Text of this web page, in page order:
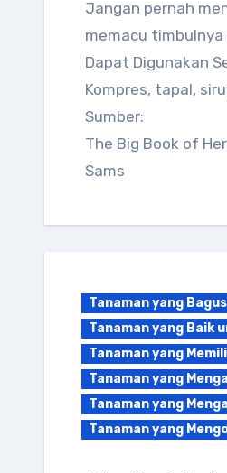
Jangan pernah
memacu
Dapat Digunakan
Kompres, tapal,
Sumber:
The Big Book of
Sams
Tanaman yang
Tanaman yang Baik
Tanaman yang
Tanaman yang
Tanaman yang
Tanaman yang